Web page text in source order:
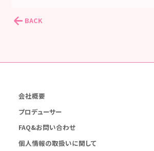
BACK
会社概要
プロデューサー
FAQ&お問い合わせ
個人情報の取扱いに関して